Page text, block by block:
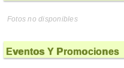
Fotos no disponibles
Eventos Y Promociones